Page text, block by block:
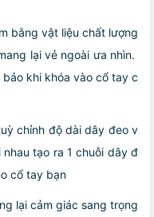
bằng vật liệu chất lượng
lại vẻ ngoài ưa nhìn.
khi khóa vào cổ tay c
chỉnh độ dài dây đeo v
tạo ra 1 chuỗi dây đ
cổ tay bạn
lại cảm giác sang trọng